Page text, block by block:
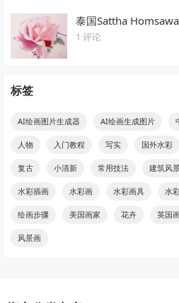
泰国Sattha
1 评论
标签
AI绘画图片生成器 AI绘画生成图片
人物 入门教程 写实 国外水彩
复古 小清新 常用技法 建筑风
水彩插画 水彩画 水彩画具 水
绘画步骤 美国画家 花卉 英国
风景画